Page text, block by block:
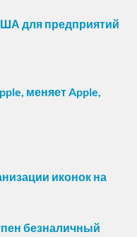
для предприятий
меняет Apple,
иконок на
безналичный